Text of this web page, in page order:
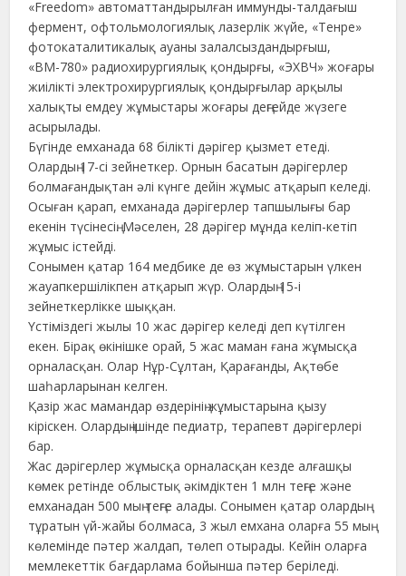
«Freedom» автоматтандырылған иммунды-талдағыш
фермент, офтольмологиялық лазерлік жүйе, «Тенре»
фотокаталитикалық ауаны залалсыздандырғыш,
«ВМ-780» радиохирургиялық қондырғы, «ЭХВЧ» жоғары
жиілікті электрохирургиялық қондырғылар арқылы
халықты емдеу жұмыстары жоғары деңгейде жүзеге
асырылады.
Бүгінде емханада 68 білікті дәрігер қызмет етеді.
Олардың 17-сі зейнеткер. Орнын басатын дәрігерлер
болмағандықтан әлі күнге дейін жұмыс атқарып келеді.
Осыған қарап, емханада дәрігерлер тапшылығы бар
екенін түсінесің. Мәселен, 28 дәрігер мұнда келіп-кетіп
жұмыс істейді.
Сонымен қатар 164 медбике де өз жұмыстарын үлкен
жауапкершілікпен атқарып жүр. Олардың 15-і
зейнеткерлікке шыққан.
Үстіміздегі жылы 10 жас дәрігер келеді деп күтілген
екен. Бірақ өкінішке орай, 5 жас маман ғана жұмысқа
орналасқан. Олар Нұр-Сұлтан, Қарағанды, Ақтөбе
шаһарларынан келген.
Қазір жас мамандар өздерінің жұмыстарына қызу
кіріскен. Олардың ішінде педиатр, терапевт дәрігерлері
бар.
Жас дәрігерлер жұмысқа орналасқан кезде алғашқы
көмек ретінде облыстық әкімдіктен 1 млн теңге және
емханадан 500 мың теңге алады. Сонымен қатар олардың
тұратын үй-жайы болмаса, 3 жыл емхана оларға 55 мың
көлемінде пәтер жалдап, төлеп отырады. Кейін оларға
мемлекеттік бағдарлама бойынша пәтер беріледі.